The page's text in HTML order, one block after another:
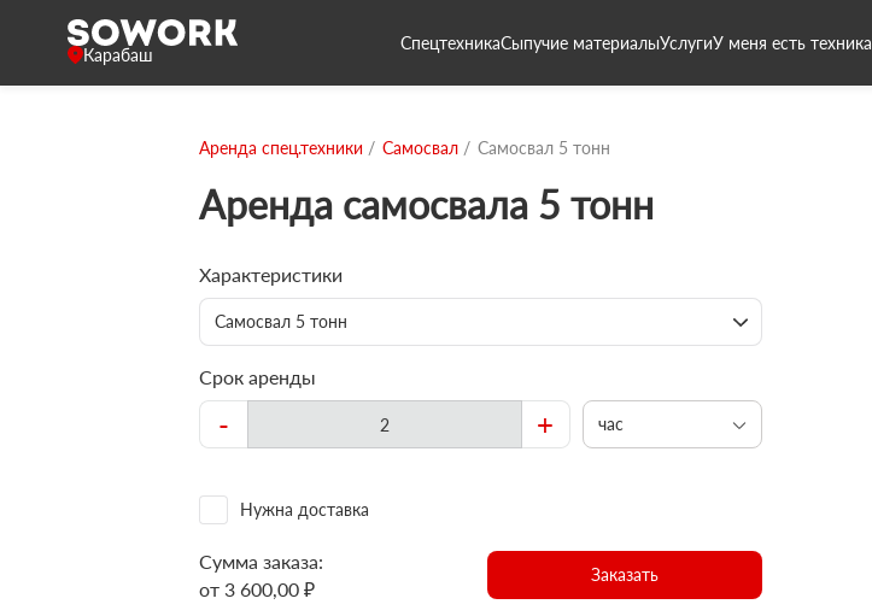
Карабаш
СпецтехникаСыпучие материалыУслугиУ меня есть техника
Аренда спец.техники Самосвал Самосвал 5 тонн
Аренда самосвала 5 тонн
Характеристики
Самосвал 5 тонн
Срок аренды
- + час
Нужна доставка
Сумма заказа:
от 3 600,00 ₽
Заказать